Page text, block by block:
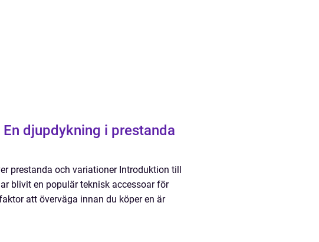
djupdykning i prestanda
prestanda och variationer Introduktion till
blivit en populär teknisk accessoar för
att överväga innan du köper en är